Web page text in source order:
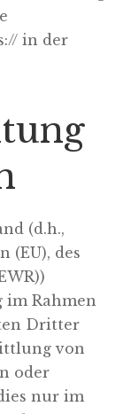
in der
(d.h.,
(EU), des
im Rahmen
Dritter
von
oder
nur im